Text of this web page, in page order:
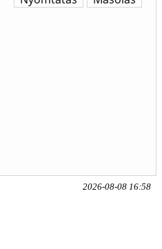
2026-08-08 16:58